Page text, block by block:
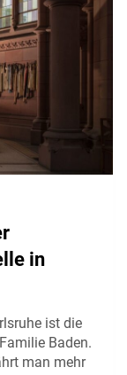
in
ist die
Baden.
man mehr